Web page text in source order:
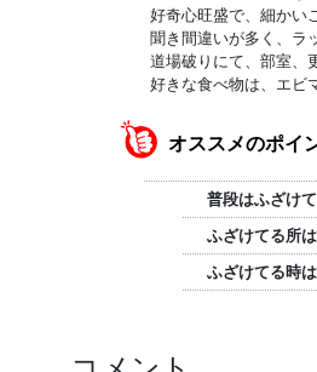
好奇心旺盛で、細かい
聞き間違いが多く、ラ
道場破りにて、部室、
好きな食べ物は、エビ
オススメのポイ
普段はふざけ
ふざけてる所
ふざけてる時